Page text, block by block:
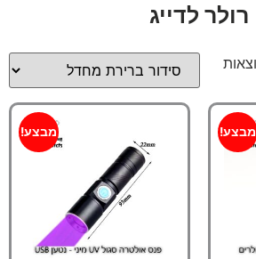
רולר לדייג
מבצע! מבצע!